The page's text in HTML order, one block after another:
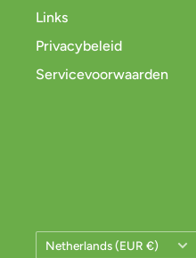
Links
Privacybeleid
Servicevoorwaarden
Land/Regio
Netherlands (EUR €)